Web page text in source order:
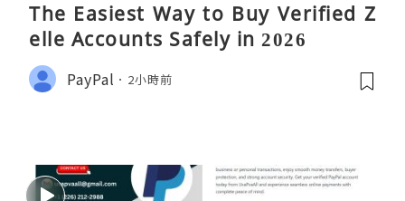
The Easiest Way to Buy Verified Z
elle Accounts Safely in 2026
PayPal 2小時前